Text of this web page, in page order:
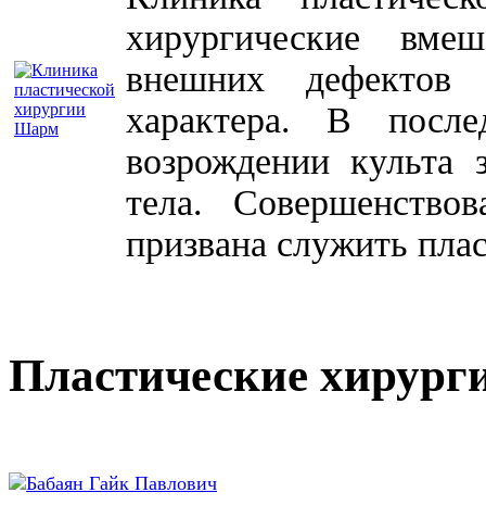
хирургические
внешних дефектов
характера. В
возрождении культа
тела.
призвана служить
Пластические